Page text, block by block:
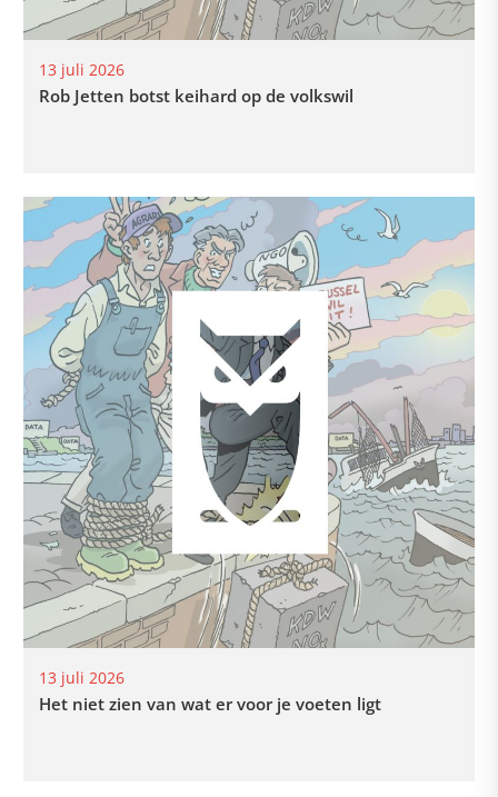
13 juli 2026
Rob Jetten botst keihard op de volkswil
13 juli 2026
Het niet zien van wat er voor je voeten ligt